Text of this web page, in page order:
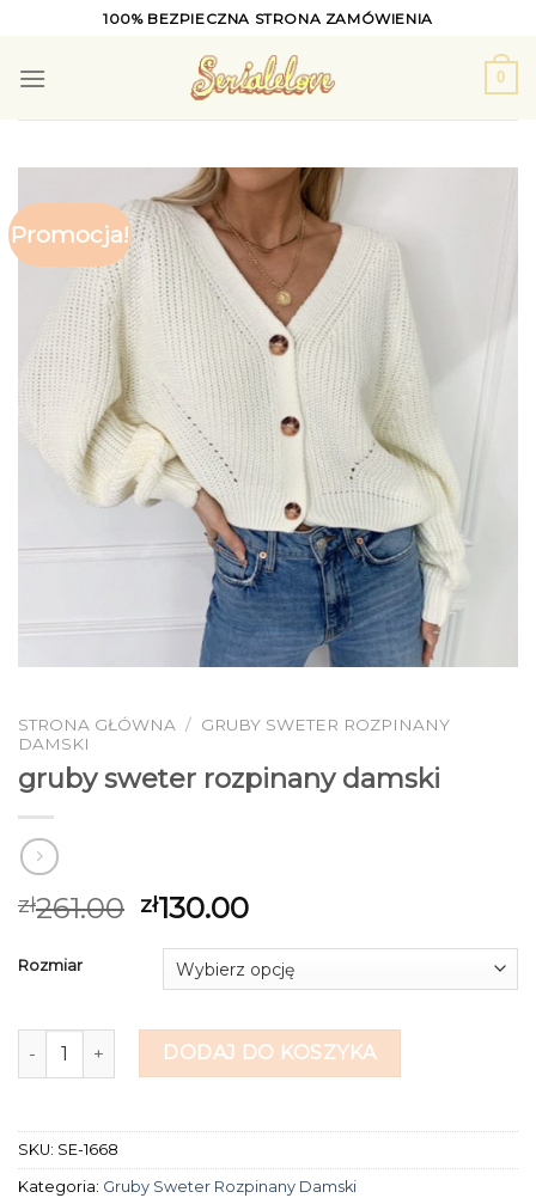
content
100% BEZPIECZNA STRONA ZAMÓWIENIA
0
Promocja!
STRONA GŁÓWNA / GRUBY SWETER ROZPINANY
DAMSKI
gruby sweter rozpinany damski
zł261.00 zł130.00
Rozmiar
ilość gruby sweter rozpinany damski
DODAJ DO KOSZYKA
SKU: SE-1668
Kategoria: Gruby Sweter Rozpinany Damski